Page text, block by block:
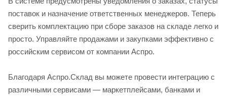
поставок и назначение ответственных менеджеров. Теперь
сверить комплектацию при сборе заказов на складе легко и
просто. Управляйте продажами и закупками эффективно с
российским сервисом от компании Аспро.
Благодаря Аспро.Склад вы можете провести интеграцию с
различными сервисами — маркетплейсами, банками и